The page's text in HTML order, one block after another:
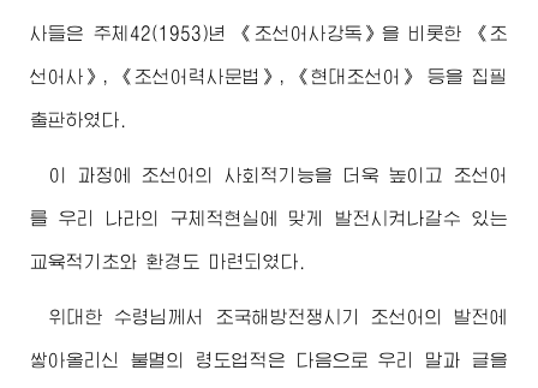
사들은 주체42(1953)년 《조선어사강독》을 비롯한 《조
선어사》, 《조선어력사문법》, 《현대조선어》 등을 집필
출판하였다.
이 과정에 조선어의 사회적기능을 더욱 높이고 조선어
를 우리 나라의 구체적현실에 맞게 발전시켜나갈수 있는
교육적기초와 환경도 마련되였다.
위대한 수령님 께서 조국해방전쟁시기 조선어의 발전에
쌓아올리신 불멸의 령도업적은 다음으로 우리 말과 글을